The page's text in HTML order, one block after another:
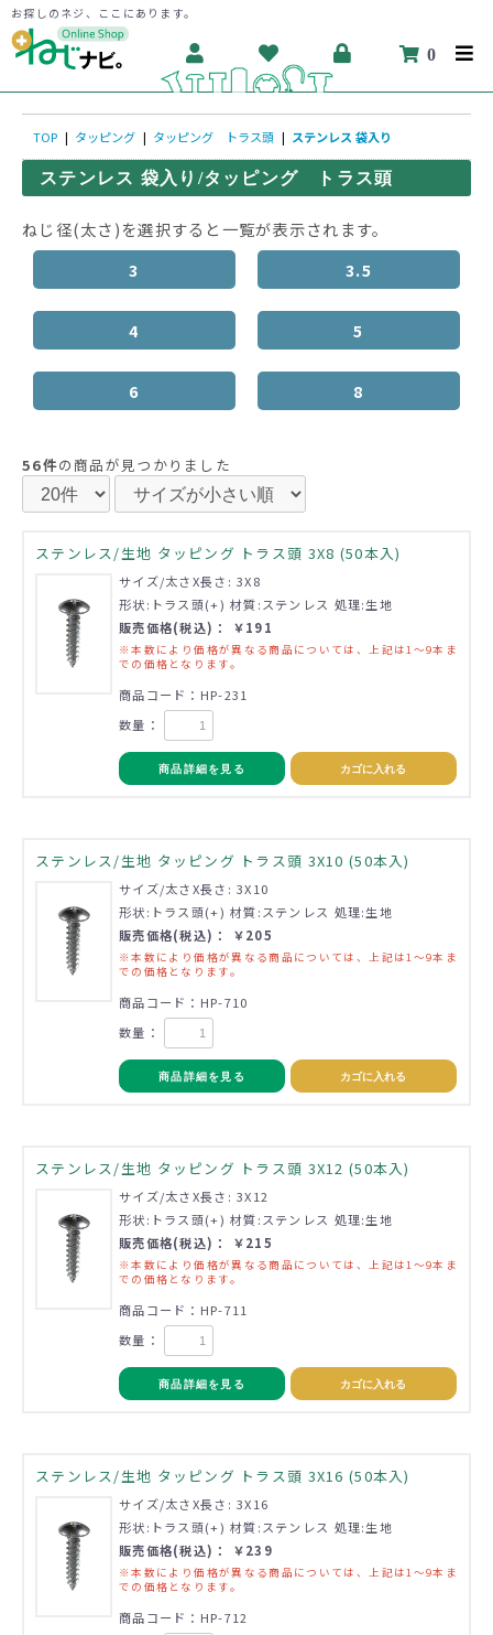
お探しのネジ、ここにあります。
0
TOP | タッピング | タッピング トラス頭 | ステンレス 袋入り
ステンレス 袋入り/タッピング トラス頭
ねじ径(太さ)を選択すると一覧が表示されます。
3
3.5
4 5
6 8
56件の商品が見つかりました
ステンレス/生地 タッピング トラス頭 3X8 (50本入)
サイズ/太さX長さ: 3X8
形状:トラス頭(+) 材質:ステンレス 処理:生地
販売価格(税込)： ￥191
※本数により価格が異なる商品については、上記は1～9本ま
での価格となります。
商品コード：HP-231
数量：
商品詳細を見る カゴに入れる
ステンレス/生地 タッピング トラス頭 3X10 (50本入)
サイズ/太さX長さ: 3X10
形状:トラス頭(+) 材質:ステンレス 処理:生地
販売価格(税込)： ￥205
※本数により価格が異なる商品については、上記は1～9本ま
での価格となります。
商品コード：HP-710
数量：
商品詳細を見る カゴに入れる
ステンレス/生地 タッピング トラス頭 3X12 (50本入)
サイズ/太さX長さ: 3X12
形状:トラス頭(+) 材質:ステンレス 処理:生地
販売価格(税込)： ￥215
※本数により価格が異なる商品については、上記は1～9本ま
での価格となります。
商品コード：HP-711
数量：
商品詳細を見る カゴに入れる
ステンレス/生地 タッピング トラス頭 3X16 (50本入)
サイズ/太さX長さ: 3X16
形状:トラス頭(+) 材質:ステンレス 処理:生地
販売価格(税込)： ￥239
※本数により価格が異なる商品については、上記は1～9本ま
での価格となります。
商品コード：HP-712